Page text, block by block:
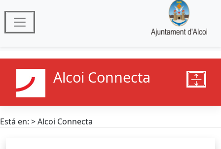
Alcoi Connecta
Está en: > Alcoi Connecta